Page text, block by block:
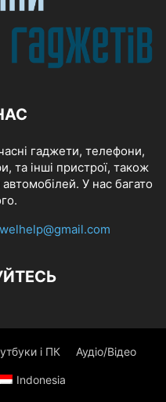
гаджети, телефони,
та інші пристрої, також
У нас багато
і ПК Аудіо/Відео
Indonesia